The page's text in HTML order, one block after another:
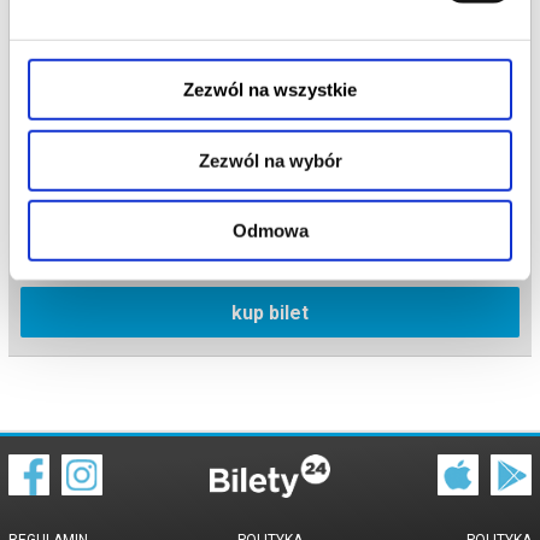
Zezwól na wszystkie
Zezwól na wybór
Odmowa
Polska Noc Kabaretowa 2027
09.04.2027 , g. 20:00
Hala Widowiskowo-Sportowa
kup bilet